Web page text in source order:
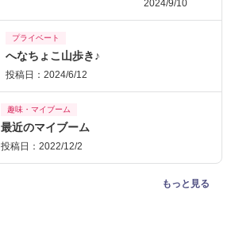
2024/9/10
プライベート
へなちょこ山歩き♪
投稿日：2024/6/12
趣味・マイブーム
最近のマイブーム
投稿日：2022/12/2
もっと見る